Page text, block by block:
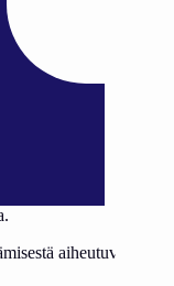
aiheutuviin